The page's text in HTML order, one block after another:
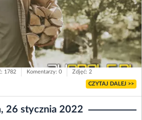
1782 Komentarzy: 0 Zdjęć: 2
CZYTAJ DALEJ >>
26 stycznia 2022